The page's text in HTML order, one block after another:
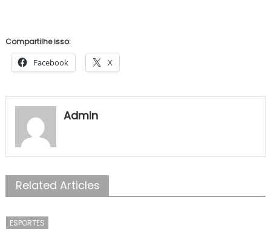
Compartilhe isso:
Facebook X
Admin
Related Articles
ESPORTES